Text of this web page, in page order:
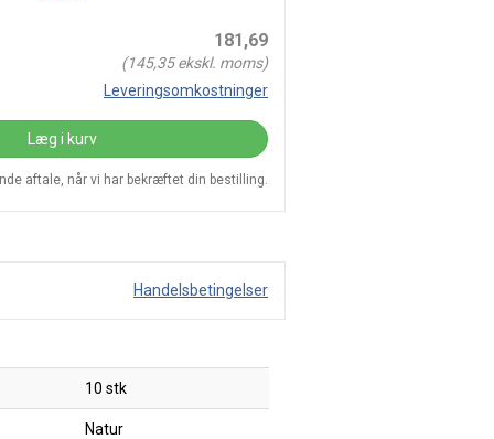
181,69
(145,35ekskl. moms)
Leveringsomkostninger
Læg i kurv
aftale, når vi har bekræftet din bestilling.
Handelsbetingelser
10 stk
Natur